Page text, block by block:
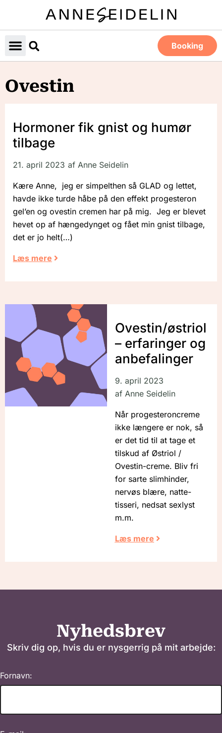
Booking
Ovestin
Hormoner fik gnist og humør
tilbage
21. april 2023 af Anne Seidelin
Kære Anne, jeg er simpelthen så GLAD og lettet,
havde ikke turde håbe på den effekt progesteron
gel’en og ovestin cremen har på mig. Jeg er blevet
hevet op af hængedynget og fået min gnist tilbage,
det er jo helt
Læs mere
Ovestin/østriol
– erfaringer og
anbefalinger
9. april 2023
afAnne Seidelin
Når progesteroncreme
ikke længere er nok, så
er det tid til at tage et
tilskud af Østriol /
Ovestin-creme. Bliv fri
for sarte slimhinder,
nervøs blære, natte-
tisseri, nedsat sexlyst
m.m.
Læs mere
Nyhedsbrev
Skriv dig op, hvis du er nysgerrig på mit arbejde:
Fornavn: